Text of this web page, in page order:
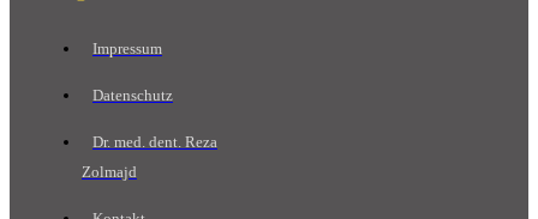
Impressum
Datenschutz
Dr. med. dent. Reza
Zolmajd